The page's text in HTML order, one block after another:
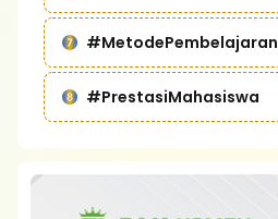
#MetodePembelajaran
#PrestasiMahasiswa